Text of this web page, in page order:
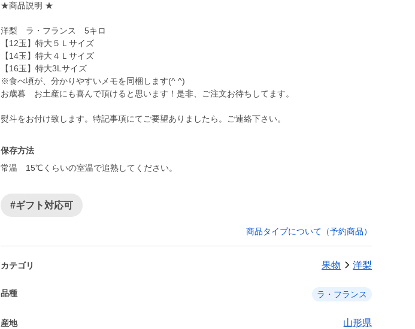
★商品説明 ★
洋梨 ラ・フランス 5キロ
【12玉】特大５Ｌサイズ
【14玉】特大４Ｌサイズ
【16玉】特大3Lサイズ
※食べ頃が、分かりやすいメモを同梱します(^ ^)
お歳暮 お土産にも喜んで頂けると思います！是非、ご注文お待ちしてます。
熨斗をお付け致します。特記事項にてご要望ありましたら。ご連絡下さい。
保存方法
常温 15℃くらいの室温で追熟してください。
#ギフト対応可
商品タイプについて（予約商品）
カテゴリ 果物 洋梨
品種 ラ・フランス
産地 山形県